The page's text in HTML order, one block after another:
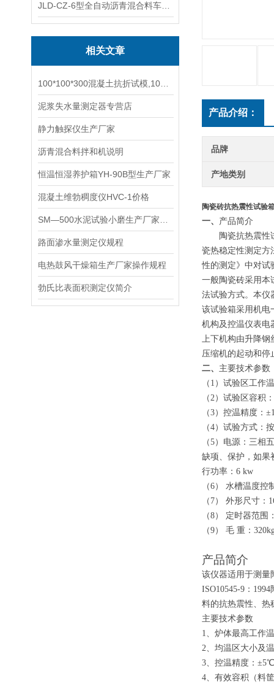
相关文章
泥浆失水量测定器专营店
静力触探仪生产厂家
沥青混合料拌和机说明
恒温恒湿养护箱YH-90B型生产厂家
混凝土维勃稠度仪HVC-1价格
路面渗水量测定仪规程
电热鼓风干燥箱生产厂家操作规程
勃氏比表面积测定仪简介
产品介绍：
品牌
产地类别
陶瓷砖抗热震性试验
一、 产品简介
陶瓷抗热震性
瓷热稳定性测定方
性的测定》中对试
一般陶瓷砖采用本
法试验方式。本仪
该试验箱采用机电
机构及控温仪表电
上下机构由升降钢
压缩机的起动和停
二、 主要技术参数
（ 1）试验区工作
（2）试验区容积
（3）控温精度：
（4）试验方式：
（5）电源：三相
缺项、保护，如果
行功率： 6 kw
（6） 水槽温度控
（ 7） 外形尺寸：
（8） 定时器范围
（9） 毛 重：
产品简介
该仪器适用于测量
ISO10545-9：
料的抗热震性、热
主要技术参数
1、炉体最高工作
2、均温区大小及
3、控温精度：
4、有效容积（料